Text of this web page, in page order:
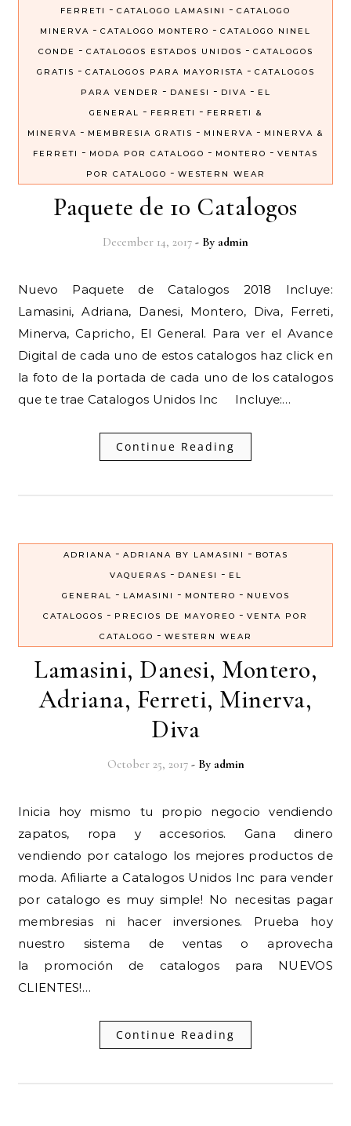
FERRETI
- CATALOGO LAMASINI - CATALOGO
MINERVA - CATALOGO MONTERO - CATALOGO NINEL
CONDE
- CATALOGOS ESTADOS UNIDOS - CATALOGOS
GRATIS - CATALOGOS PARA MAYORISTA - CATALOGOS
PARA VENDER
- DANESI - DIVA - EL
GENERAL - FERRETI - FERRETI &
MINERVA - MEMBRESIA GRATIS - MINERVA - MINERVA &
FERRETI
- MODA POR CATALOGO - MONTERO - VENTAS
POR CATALOGO - WESTERN WEAR
Paquete de 10 Catalogos
December 14, 2017 - By admin
Nuevo Paquete de Catalogos 2018 Incluye:
Lamasini, Adriana, Danesi, Montero, Diva, Ferreti,
Minerva, Capricho, El General. Para ver el Avance
Digital de cada uno de estos catalogos haz click en
la foto de la portada de cada uno de los catalogos
que te trae Catalogos Unidos Inc Incluye:…
Continue Reading
ADRIANA - ADRIANA BY LAMASINI - BOTAS
VAQUERAS - DANESI - EL
GENERAL - LAMASINI - MONTERO - NUEVOS
CATALOGOS - PRECIOS DE MAYOREO - VENTA POR
CATALOGO - WESTERN WEAR
Lamasini, Danesi, Montero,
Adriana, Ferreti, Minerva,
Diva
October 25, 2017 - By admin
Inicia hoy mismo tu propio negocio vendiendo
zapatos, ropa y accesorios. Gana dinero
vendiendo por catalogo los mejores productos de
moda. Afiliarte a Catalogos Unidos Inc para vender
por catalogo es muy simple! No necesitas pagar
membresias ni hacer inversiones. Prueba hoy
nuestro sistema de ventas o aprovecha
la promoción de catalogos para NUEVOS
CLIENTES!…
Continue Reading